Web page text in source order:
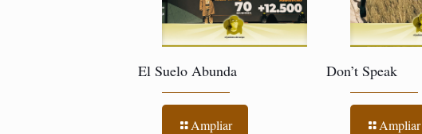
El Suelo Abunda
Ampliar
Don’t Speak
Ampliar